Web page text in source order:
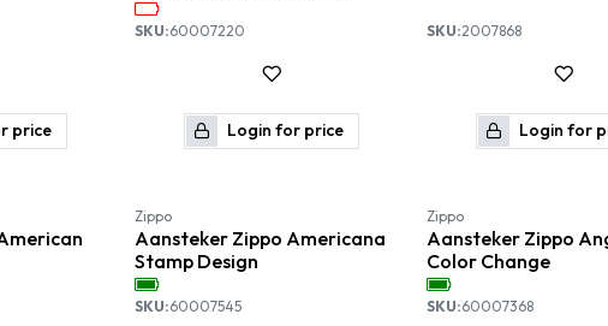
price
SKU:60007220
Login for price
SKU:2007868
Login for
Zippo
Aansteker Zippo Americana
Stamp Design
SKU:60007545
Zippo
Aansteker Zippo
Color Change
SKU:60007368